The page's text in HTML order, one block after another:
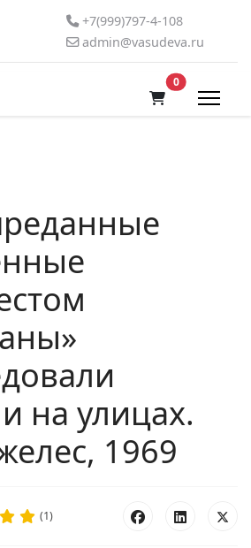
+7(999)797-4-108
admin@vasudeva.ru
0В корзину
на улицах.
1969
(1)